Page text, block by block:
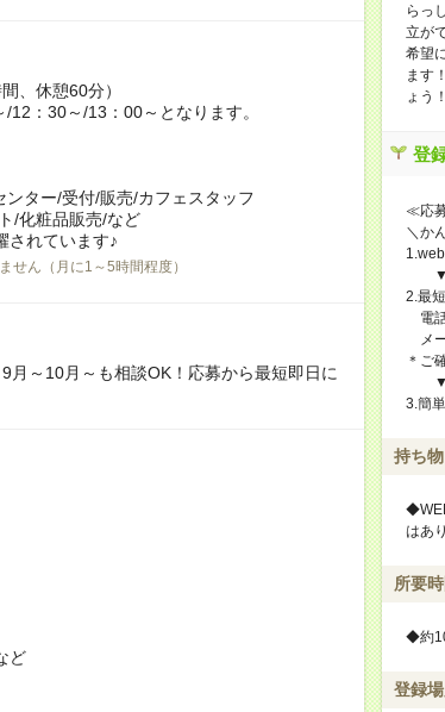
、休憩60分）
12：30～/13：00～となります。
ター/受付/販売/カフェスタッフ
/化粧品販売/など
されています♪
せん（月に1～5時間程度）
月～10月～も相談OK！応募から最短即日に
ど
らっ
立が
希望
ます
ょう！
登
≪応
＼か
▼
2.最
電
メ
＊ご
▼
3.簡
持ち物
はあ
所要
◆約
登録